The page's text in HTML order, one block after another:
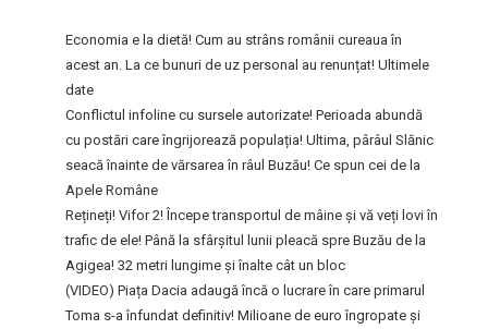
Economia e la dietă! Cum au strâns românii cureaua în
acest an. La ce bunuri de uz personal au renunțat! Ultimele
date
Conflictul infoline cu sursele autorizate! Perioada abundă
cu postări care îngrijorează populația! Ultima, pârâul Slănic
seacă înainte de vărsarea în râul Buzău! Ce spun cei de la
Apele Române
Rețineți! Vifor 2! Începe transportul de mâine și vă veți lovi în
trafic de ele! Până la sfârșitul lunii pleacă spre Buzău de la
Agigea! 32 metri lungime și înalte cât un bloc
(VIDEO) Piața Dacia adaugă încă o lucrare în care primarul
Toma s-a înfundat definitiv! Milioane de euro îngropate și